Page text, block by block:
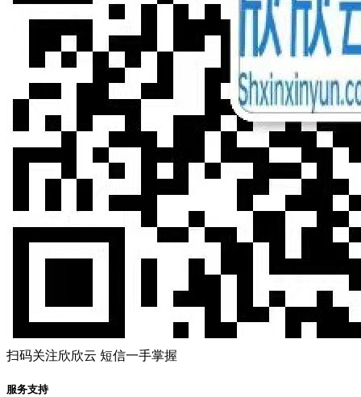
扫码关注欣欣云 短信一手掌握
服务支持